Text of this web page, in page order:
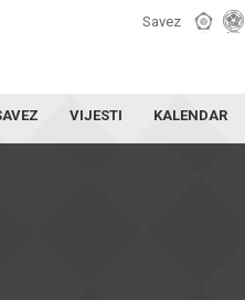
Savez
VIJESTI KALENDAR